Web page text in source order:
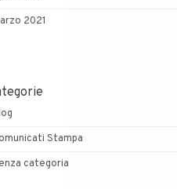
2021
Stampa
categoria